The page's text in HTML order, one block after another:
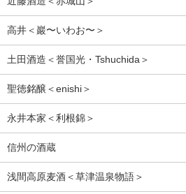
高井＜巖〜いわお〜＞
土田酒造＜誉国光・Tshuchida＞
聖徳銘醸＜enishi＞
永井本家＜利根錦＞
信州の酒蔵
浅間高原麦酒＜草津温泉物語＞